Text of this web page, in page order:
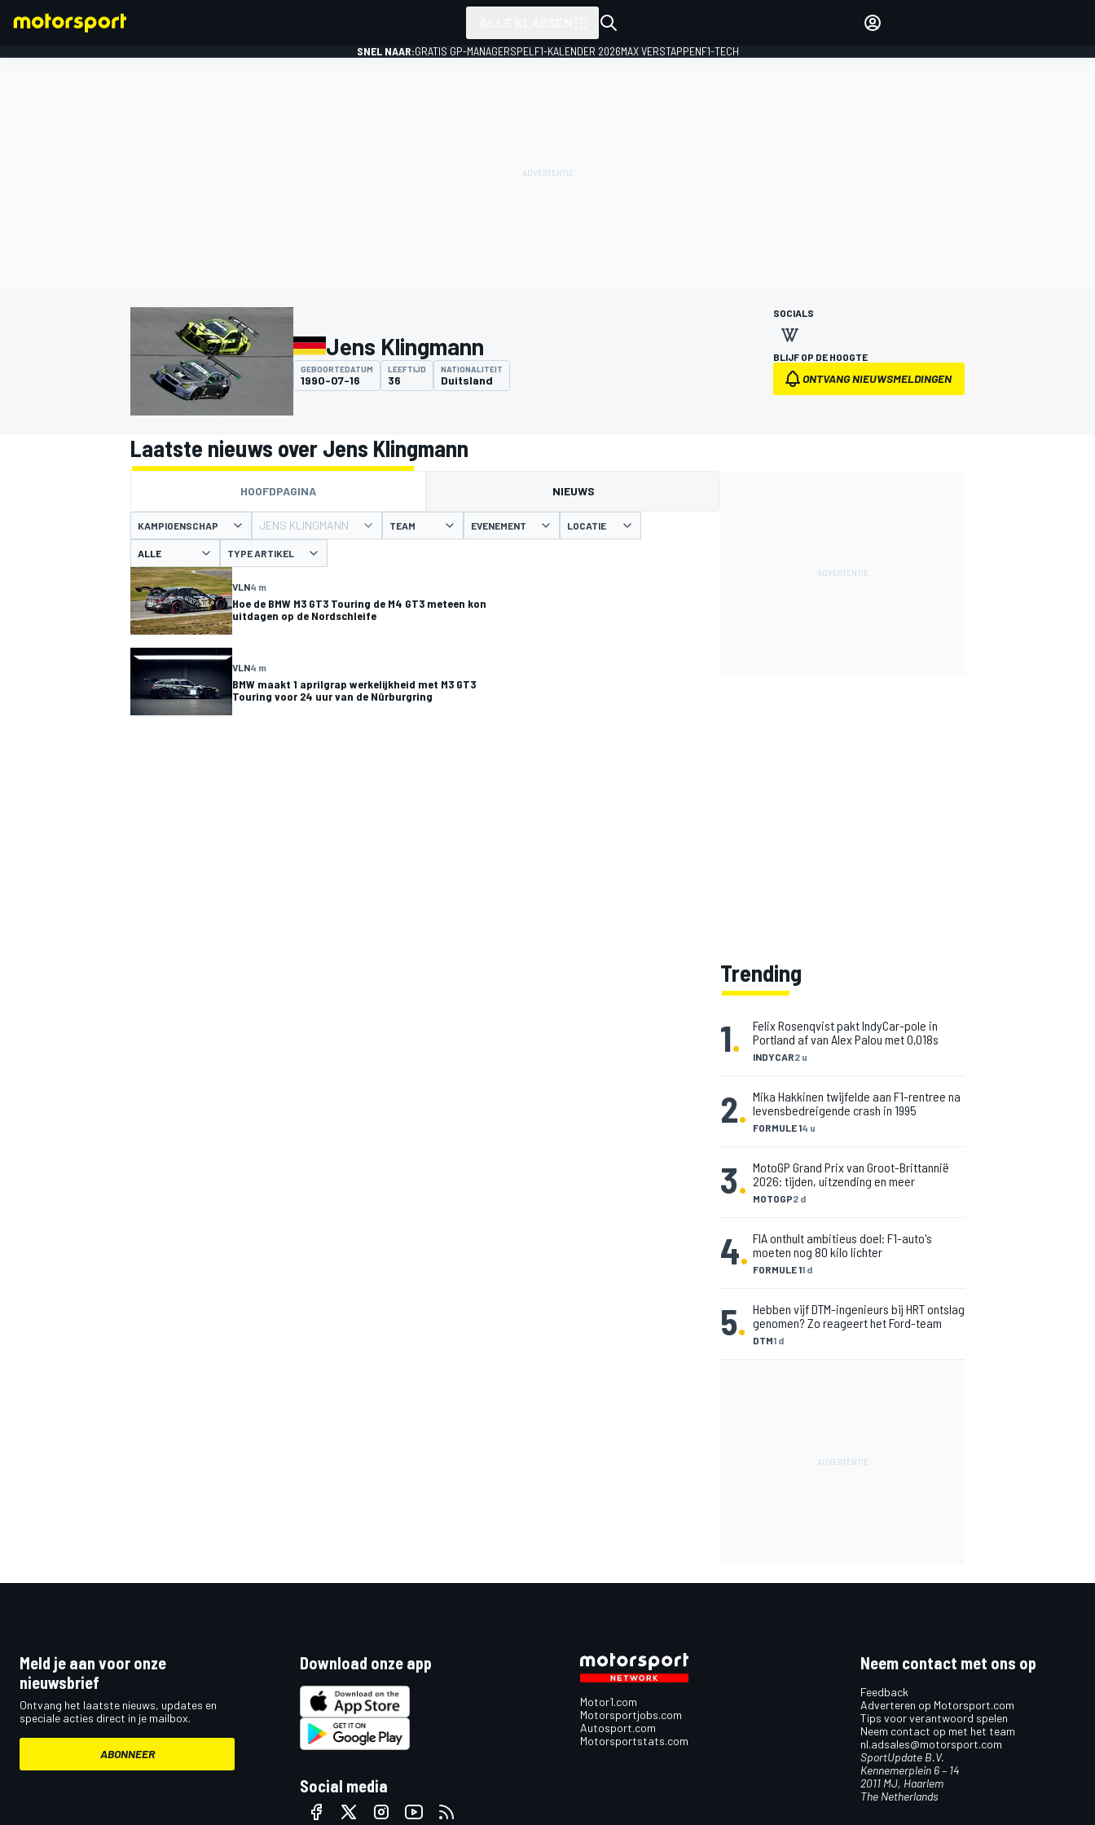
MOTOGP
SNEL NAAR:GRATIS GP-MANAGERSPEL F1-KALENDER 2026MAX VERSTAPPENF1-TECH
Jens Klingmann
GEBOORTEDATUM
1990-07-16
LEEFTIJD
36
NATIONALITEIT
Duitsland
SOCIALS
BLIJF OP DE HOOGTE
ONTVANG NIEUWSMELDINGEN
Laatste nieuws over Jens Klingmann
HOOFDPAGINA NIEUWS
KAMPIOENSCHAP JENS KLINGMANN TEAM EVENEMENT LOCATIE
TYPE ARTIKEL
VLN4 m
Hoe de BMW M3 GT3 Touring de M4 GT3 meteen kon
uitdagen op de Nordschleife
VLN4 m
BMW maakt 1 aprilgrap werkelijkheid met M3 GT3
Touring voor 24 uur van de Nürburgring
Trending
1. INDYCAR2 u
Felix Rosenqvist pakt IndyCar-pole in
Portland af van Alex Palou met 0,018s
2. FORMULE 14 u
Mika Hakkinen twijfelde aan F1-rentree na
levensbedreigende crash in 1995
3. MOTOGP2 d
MotoGP Grand Prix van Groot-Brittannië
2026: tijden, uitzending en meer
4. FORMULE 11 d
FIA onthult ambitieus doel: F1-auto's
moeten nog 80 kilo lichter
5. DTM1 d
Hebben vijf DTM-ingenieurs bij HRT ontslag
genomen? Zo reageert het Ford-team
Meld je aan voor onze
nieuwsbrief
Ontvang het laatste nieuws, updates en
speciale acties direct in je mailbox.
ABONNEER
Download onze app
Social media
Motor1.com
Motorsportjobs.com
Autosport.com
Motorsportstats.com
Neem contact met ons op
Feedback
Adverteren op Motorsport.com
Tips voor verantwoord spelen
Neem contact op met het team
nl.adsales@motorsport.com
SportUpdate B.V.
Kennemerplein 6 – 14
2011 MJ, Haarlem
The Netherlands